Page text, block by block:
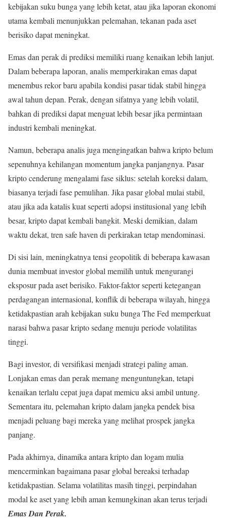
kebijakan suku bunga yang lebih ketat, atau jika laporan ekonomi
utama kembali menunjukkan pelemahan, tekanan pada aset
berisiko dapat meningkat.
Emas dan perak di prediksi memiliki ruang kenaikan lebih lanjut.
Dalam beberapa laporan, analis memperkirakan emas dapat
menembus rekor baru apabila kondisi pasar tidak stabil hingga
awal tahun depan. Perak, dengan sifatnya yang lebih volatil,
bahkan di prediksi dapat menguat lebih besar jika permintaan
industri kembali meningkat.
Namun, beberapa analis juga mengingatkan bahwa kripto belum
sepenuhnya kehilangan momentum jangka panjangnya. Pasar
kripto cenderung mengalami fase siklus: setelah koreksi dalam,
biasanya terjadi fase pemulihan. Jika pasar global mulai stabil,
atau jika ada katalis kuat seperti adopsi institusional yang lebih
besar, kripto dapat kembali bangkit. Meski demikian, dalam
waktu dekat, tren safe haven di perkirakan tetap mendominasi.
Di sisi lain, meningkatnya tensi geopolitik di beberapa kawasan
dunia membuat investor global memilih untuk mengurangi
eksposur pada aset berisiko. Faktor-faktor seperti ketegangan
perdagangan internasional, konflik di beberapa wilayah, hingga
ketidakpastian arah kebijakan suku bunga The Fed memperkuat
narasi bahwa pasar kripto sedang menuju periode volatilitas
tinggi.
Bagi investor, di versifikasi menjadi strategi paling aman.
Lonjakan emas dan perak memang menguntungkan, tetapi
kenaikan terlalu cepat juga dapat memicu aksi ambil untung.
Sementara itu, pelemahan kripto dalam jangka pendek bisa
menjadi peluang bagi mereka yang melihat prospek jangka
panjang.
Pada akhirnya, dinamika antara kripto dan logam mulia
mencerminkan bagaimana pasar global bereaksi terhadap
ketidakpastian. Selama volatilitas masih tinggi, perpindahan
modal ke aset yang lebih aman kemungkinan akan terus terjadi
Emas Dan Perak.